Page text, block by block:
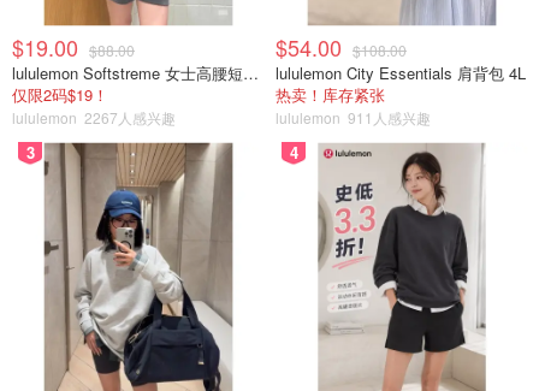
多伦多测速摄像头位置 - 2月更新 - 附
75个全新摄像头地点！
加拿大交通罚单处理攻略 - 交通罚单种
类、处理方式、注意事项
来自土星的小碎冰 5.5w
加拿大交通规则大盘点，这些开车注
意事项你都Get了吗？
$19.00 $88.00
lululemon Softstreme 女士高腰短裤 10cm
仅限2码$19！
lululemon 2267人感兴趣
$54.00 $108.00
lululemon City Essentials 肩背包 4L
热卖！库存紧张
lululemon 911人感兴趣
3 4